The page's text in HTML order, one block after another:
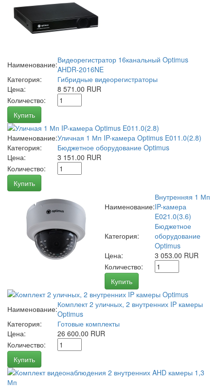
Наименование:Видеорегистратор 16канальный Optimus
AHDR-2016NE
Категория:
Гибридные видеорегистраторы
Цена:
8 571.00 RUR
Количество:
Купить
Наименование:Уличная 1 Мп IP-камера Optimus E011.0(2.8)
Категория:
Бюджетное оборудование Optimus
Цена:
3 151.00 RUR
Количество:
Купить
Наименование:
Внутренняя 1 Мп
IP-камера
E021.0(3.6)
Категория:
Бюджетное
оборудование
Optimus
Цена:
3 053.00 RUR
Количество:
Купить
Наименование:Комплект 2 уличных, 2 внутренних IP камеры
Optimus
Категория:
Готовые комплекты
Цена:
26 600.00 RUR
Количество:
Купить